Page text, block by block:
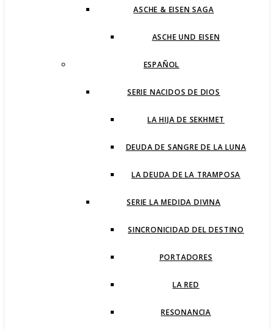
ASCHE & EISEN SAGA
ASCHE UND EISEN
ESPAÑOL
SERIE NACIDOS DE DIOS
LA HIJA DE SEKHMET
DEUDA DE SANGRE DE LA LUNA
LA DEUDA DE LA TRAMPOSA
SERIE LA MEDIDA DIVINA
SINCRONICIDAD DEL DESTINO
PORTADORES
LA RED
RESONANCIA